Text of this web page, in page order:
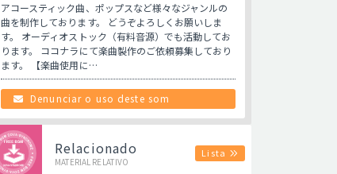
アコースティック曲、ポップスなど様々なジャンルの
曲を制作しております。 どうぞよろしくお願いしま
す。 オーディオストック（有料音源）でも活動してお
ります。 ココナラにて楽曲製作のご依頼募集しており
ます。 【楽曲使用に…
Denunciar o uso deste som
Relacionado
MATERIAL RELATIVO
Lista